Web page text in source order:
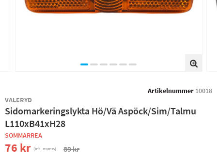
Artikelnummer 10018
VALERYD
Sidomarkeringslykta Hö/Vä Aspöck/Sim/Talmu
L110xB41xH28
SOMMARREA
76 kr (ink. moms) 89 kr